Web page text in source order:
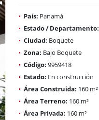
País: Panamá
Estado / Departamento:
Ciudad: Boquete
Zona: Bajo Boquete
Código: 9959418
Estado: En construcción
Área Construida: 160 m²
Área Terreno: 160 m²
Área Privada: 160 m²